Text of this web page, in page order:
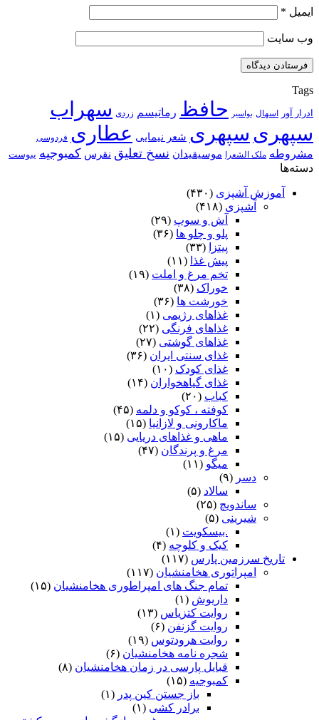
ایمیل *
وب‌ سایت
Tags
ادرار آور اسهال بواسیر حافظ رماتیسم زردی سهراب
سپهری سپهری شعر نیمایی عطاری فردوسی
مشروطه ملک الشعرا موسیقیدان نسخ تعلیق نقرس کمبوجیه یبوست
دسته‌ها
آموزش آشپزی (۴۳۰)
آشپزی (۴۱۸)
آش و سوپ (۲۹)
پلو و چلو ها (۳۶)
پیتزا
(۳۳)
پیش غذا (۱۱)
تخم مرغ و املت (۱۹)
خوراک (۳۸)
خورشت ها (۳۶)
غذاهای رژیمی (۱)
غذاهای فرنگی (۲۲)
غذاهای گوشتی (۲۷)
غذای سنتی ایران (۳۶)
غذای کودک (۱۰)
غذای گیاهخواران (۱۴)
کباب (۲۰)
کوفته ، کوکو و دلمه (۴۵)
ماکارونی و لازانیا (۱۵)
ماهی و غذاهای دریایی (۱۵)
مرغ و پرندگان (۴۷)
میگو (۱۱)
دسر (۹)
سالاد (۵)
ساندویچ (۲۵)
شیرینی (۵)
.بیسکویت (۱)
کیک و کلوچه (۴)
تاریخ سرزمین پارس (۱۱۷)
امپراتوری هخامنشیان (۱۱۷)
تمام جنگ های امپراطوری هخامنشیان (۱۵)
داریوش (۱)
روایت کتزیاس (۱۳)
روایت گزنفن (۶)
روایت هرودتوس (۱۹)
شجره نامه هخامنشیان (۶)
قبایل پارسی در زمان هخامنشیان (۸)
کمبوجیه (۱۵)
باز جستن کین پدر (۱)
برادر کشی (۱)